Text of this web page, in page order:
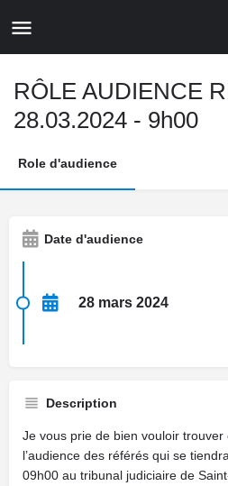
RÔLE AUDIENCE
28.03.2024 - 9h00
Role d'audience
Date d'audience
28 mars 2024
Description
Je vous prie de bien vouloir trouver
l’audience des référés qui se
09h00 au tribunal judiciaire de